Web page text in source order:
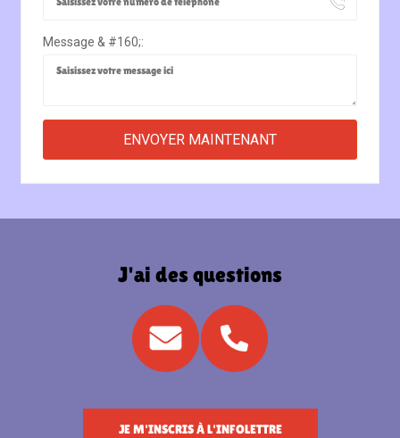
Message & #160;:
J'ai des questions
JE M'INSCRIS À L'INFOLETTRE